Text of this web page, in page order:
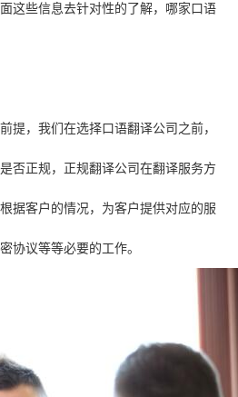
这些信息去针对性的了解，哪家口语
提，我们在选择口语翻译公司之前，
否正规，正规翻译公司在翻译服务方
据客户的情况，为客户提供对应的服
协议等等必要的工作。